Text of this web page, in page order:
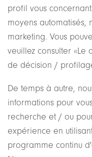
profil vous
moyens automatisés,
marketing. Vous
veuillez consulter
de décision /
De temps à autre,
informations pour
recherche et / ou
expérience en
programme continu